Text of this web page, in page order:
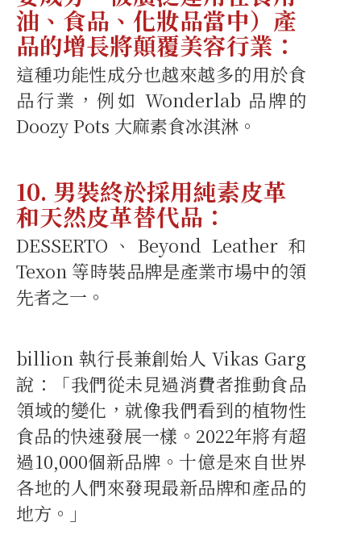
油、食品、化妝品當中）產
品的增長將顛覆美容行業：
這種功能性成分也越來越多的用於食
品行業，例如 Wonderlab 品牌的
Doozy Pots 大麻素食冰淇淋。
10. 男裝終於採用純素皮革
和天然皮革替代品：
DESSERTO、Beyond Leather 和
Texon 等時裝品牌是產業市場中的領
先者之一。
billion 執行長兼創始人 Vikas Garg
說：「我們從未見過消費者推動食品
領域的變化，就像我們看到的植物性
食品的快速發展一樣。2022年將有超
過10,000個新品牌。十億是來自世界
各地的人們來發現最新品牌和產品的
地方。」